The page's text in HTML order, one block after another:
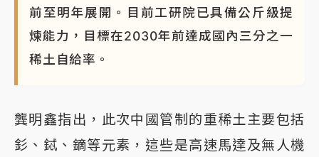
前至明年展開。目前工研院已具備公斤級提
煉能力，目標在2030年前達成國內三分之一
稀土自給率。
龔明鑫指出，此次中國管制的重稀土主要包括
釤、鋱、鏑等元素，這些是高速馬達及無人機